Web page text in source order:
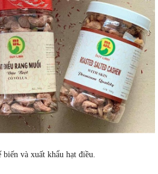
và xuất khẩu hạt điều.